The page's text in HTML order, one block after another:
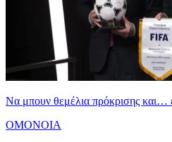
Να μπουν θεμέλια πρόκρισης και…
ΟΜΟΝΟΙΑ